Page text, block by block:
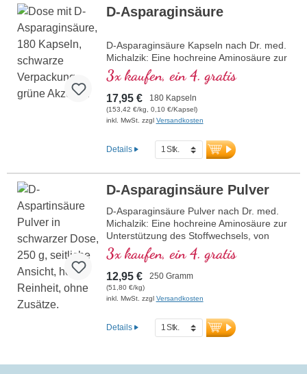
D-Asparaginsäure
D-Asparaginsäure Kapseln nach Dr. med.
Michalzik: Eine hochreine Aminosäure zur
Unterstützung des Stoffwechsels und des
Hormonhaushalts. Perfekt für Sportler und
Personen mit hohen körperlichen und
mentalen Anforderungen. Vegan,
hypoallergen und ohne Zusatzstoffe.
Asparaginsäure
3x kaufen, ein 4. gratis
17,95 € 180 Kapseln
(153,42 €/kg, 0,10 €/Kapsel)
inkl. MwSt. zzgl Versandkosten
Details
D-Asparaginsäure Pulver
D-Asparaginsäure Pulver nach Dr. med.
Michalzik: Eine hochreine Aminosäure zur
Unterstützung des Stoffwechsels, von
Natur aus fruchtig-zitronig im Geschmack.
D-Asparaginsäure wird vom Körper nur in
geringen Mengen produziert. Perfekt für
Sportler und Personen mit hohen
körperlichen und mentalen
ohne Zusatzstoffe.
mehr Informationen zu D-
3x kaufen, ein 4. gratis
12,95 € 250 Gramm
(51,80 €/kg)
inkl. MwSt. zzgl Versandkosten
Details